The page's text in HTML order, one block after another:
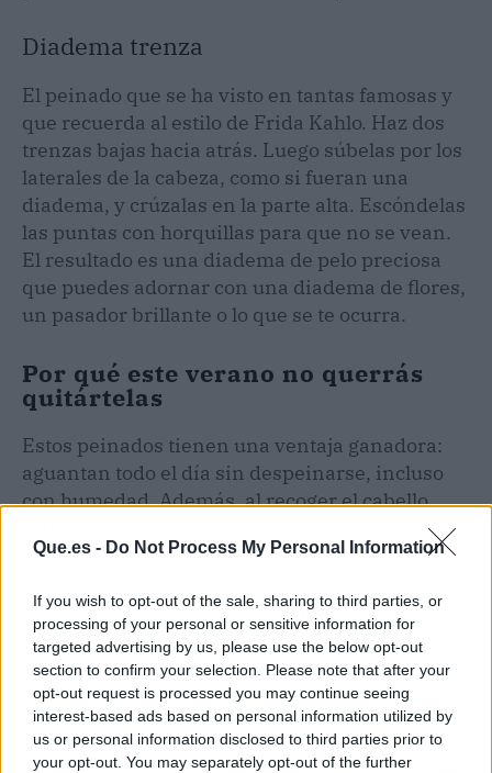
Que.es - Do Not Process My Personal Information
If you wish to opt-out of the sale, sharing to third parties, or
processing of your personal or sensitive information for
targeted advertising by us, please use the below opt-out
section to confirm your selection. Please note that after your
opt-out request is processed you may continue seeing
interest-based ads based on personal information utilized by
us or personal information disclosed to third parties prior to
your opt-out. You may separately opt-out of the further
Diadema trenza
El peinado que se ha visto en tantas famosas y
que recuerda al estilo de Frida Kahlo. Haz dos
trenzas bajas hacia atrás. Luego súbelas por los
laterales de la cabeza, como si fueran una
diadema, y crúzalas en la parte alta. Escóndelas
las puntas con horquillas para que no se vean.
El resultado es una diadema de pelo preciosa
que puedes adornar con una diadema de flores,
un pasador brillante o lo que se te ocurra.
Por qué este verano no querrás
quitártelas
Estos peinados tienen una ventaja ganadora:
aguantan todo el día sin despeinarse, incluso
con humedad. Además, al recoger el cabello,
refrescan más que llevarlo suelto y evitan el
temido ‘efecto encrespado’ de las altas
vaporoso o unos pendientes grandes y tendrás
un estilazo de verano sin esfuerzo.
Nosotras ya tenemos nuestro listón favorito
listo para el próximo finde. ¿Te animas?